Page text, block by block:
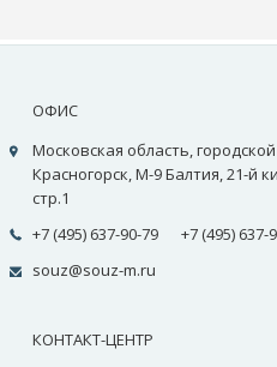
ОФИС
Московская область,
Красногорск, М-9 Балтия, 21-й
стр.1
+7 (495) 637-90-79
+7 (495) 637-
souz@souz-m.ru
КОНТАКТ-ЦЕНТР